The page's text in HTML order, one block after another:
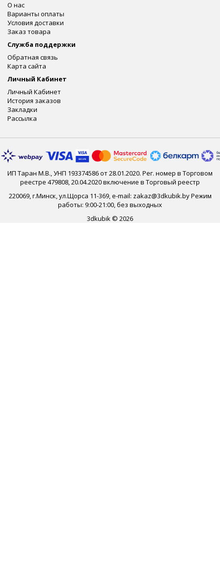
О нас
Варианты оплаты
Условия доставки
Заказ товара
Служба поддержки
Обратная связь
Карта сайта
Личный Кабинет
Личный Кабинет
История заказов
Закладки
Рассылка
ИП Таран М.В., УНП 193374586 от 28.01.2020. Рег. номер в Торговом
реестре 479808, 20.04.2020 включение в Торговый реестр
220069, г.Минск, ул.Щорса 11-369, e-mail: zakaz@3dkubik.by Режим
работы: 9:00-21:00, без выходных
3dkubik © 2026